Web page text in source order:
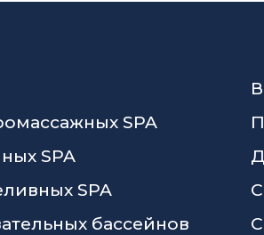
SPA
SPA
SPA
бассейнов